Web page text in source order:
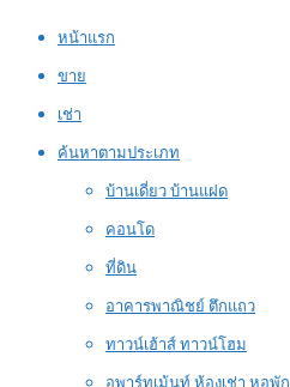
หน้าแรก
ขาย
เช่า
ค้นหาตามประเภท
บ้านเดี่ยว บ้านแฝด
คอนโด
ที่ดิน
อาคารพาณิชย์ ตึกแถว
ทาวน์เฮ้าส์ ทาวน์โฮม